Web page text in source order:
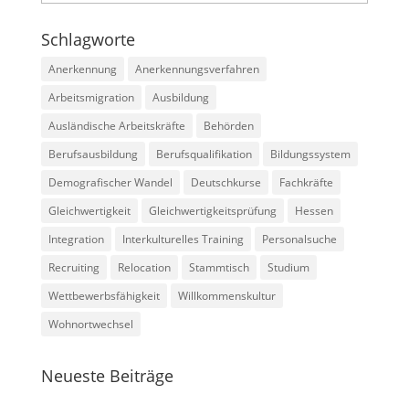
Schlagworte
Anerkennung
Anerkennungsverfahren
Arbeitsmigration
Ausbildung
Ausländische Arbeitskräfte
Behörden
Berufsausbildung
Berufsqualifikation
Bildungssystem
Demografischer Wandel
Deutschkurse
Fachkräfte
Gleichwertigkeit
Gleichwertigkeitsprüfung
Hessen
Integration
Interkulturelles Training
Personalsuche
Recruiting
Relocation Stammtisch
Studium
Wettbewerbsfähigkeit
Willkommenskultur
Wohnortwechsel
Neueste Beiträge